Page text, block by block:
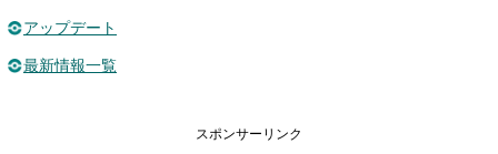
アップデート
最新情報一覧
スポンサーリンク